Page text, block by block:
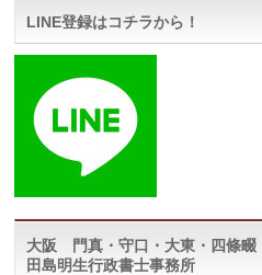
LINE登録はコチラから！
大阪 門真・守口・大東・四條
田島明生行政書士事務所